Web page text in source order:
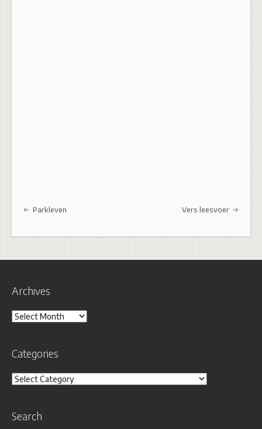
Post navigation
Parkleven Vers leesvoer
Archives
Archives
Categories
Categories
Search